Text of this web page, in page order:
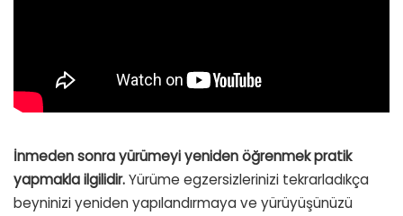
İnmeden sonra yürümeyi yeniden öğrenmek pratik
yapmakla ilgilidir.Yürüme egzersizlerinizi tekrarladıkça
beyninizi yeniden yapılandırmaya ve yürüyüşünüzü